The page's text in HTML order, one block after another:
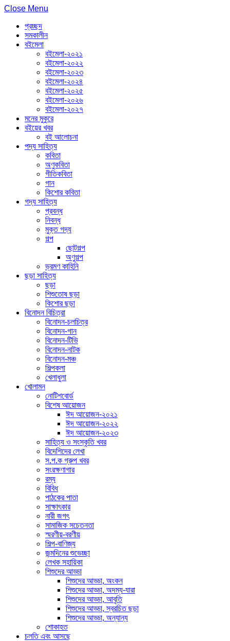
Close Menu
প্রচ্ছদ
সমকালীন
বইমেলা
বইমেলা-২০২১
বইমেলা-২০২২
বইমেলা-২০২৩
বইমেলা-২০২৪
বইমেলা-২০২৫
বইমেলা-২০২৬
বইমেলা-২০২৭
মনের মুকুরে
বইয়ের খবর
বই আলোচনা
পদ্য সাহিত্য
কবিতা
অণুকবিতা
গীতিকবিতা
গান
কিশোর কবিতা
গদ্য সাহিত্য
প্রবন্ধ
নিবন্ধ
মুক্ত গদ্য
গল্প
ছোটগল্প
অণুগল্প
ভ্রমণ কাহিনি
ছড়া সাহিত্য
ছড়া
শিশুতোষ ছড়া
কিশোর ছড়া
বিনোদন বিচিত্রা
বিনোদন-চলচিত্র
বিনোদন-গান
বিনোদন-টিভি
বিনোদন-নাটক
বিনোদন-মঞ্চ
শিল্পকলা
খেলাধুলা
খোলামন
নোটিশবোর্ড
বিশেষ আয়োজন
ঈদ আয়োজন-২০২১
ঈদ আয়োজন-২০২২
ঈদ আয়োজন-২০২৩
সাহিত্য ও সংস্কৃতি খবর
বিদেশিদের লেখা
স.প.ক গ্রুপ খবর
সংরক্ষণাগার
রম্য
বিবিধ
পাঠকের পাতা
সাক্ষাৎকার
নারী জগৎ
সামাজিক সচেতনতা
স্মরণীয়-বরণীয়
শিল্প-বাণিজ্য
জন্মদিনের শুভেচ্ছা
লেখক সহায়িকা
শিশুদের আড্ডা
শিশুদের আড্ডা, অংকন
শিশুদের আড্ডা, অদম্য-যারা
শিশুদের আড্ডা, আবৃতি
শিশুদের আড্ডা, স্বরচিত ছড়া
শিশুদের আড্ডা, অন্যান্য
শোকাহত
চলতি এবং আসছে